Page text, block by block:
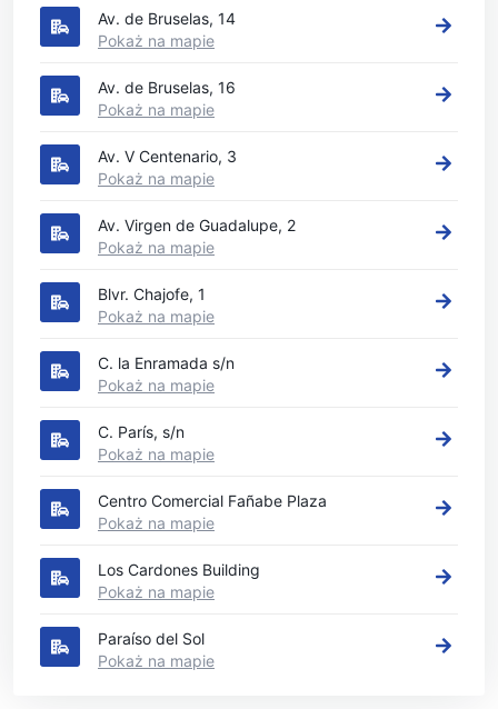
Av. de Bruselas, 14
Pokaż na mapie
Av. de Bruselas, 16
Pokaż na mapie
Av. V Centenario, 3
Pokaż na mapie
Av. Virgen de Guadalupe, 2
Pokaż na mapie
Blvr. Chajofe, 1
Pokaż na mapie
C. la Enramada s/n
Pokaż na mapie
C. París, s/n
Pokaż na mapie
Centro Comercial Fañabe Plaza
Pokaż na mapie
Los Cardones Building
Pokaż na mapie
Paraíso del Sol
Pokaż na mapie